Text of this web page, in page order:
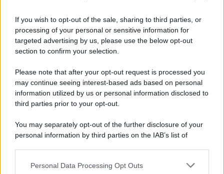
If you wish to opt-out of the sale, sharing to third parties, or
processing of your personal or sensitive information for
targeted advertising by us, please use the below opt-out
section to confirm your selection.
Please note that after your opt-out request is processed you
may continue seeing interest-based ads based on personal
information utilized by us or personal information disclosed to
third parties prior to your opt-out.
You may separately opt-out of the further disclosure of your
personal information by third parties on the IAB’s list of
This information may also be disclosed by us to third parties
Personal Data Processing Opt Outs